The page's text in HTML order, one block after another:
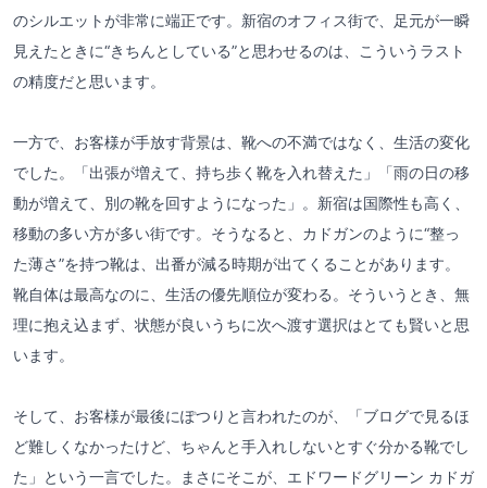
のシルエットが非常に端正です。新宿のオフィス街で、足元が一瞬
見えたときに“きちんとしている”と思わせるのは、こういうラスト
の精度だと思います。
一方で、お客様が手放す背景は、靴への不満ではなく、生活の変化
でした。「出張が増えて、持ち歩く靴を入れ替えた」「雨の日の移
動が増えて、別の靴を回すようになった」。新宿は国際性も高く、
移動の多い方が多い街です。そうなると、カドガンのように“整っ
た薄さ”を持つ靴は、出番が減る時期が出てくることがあります。
靴自体は最高なのに、生活の優先順位が変わる。そういうとき、無
理に抱え込まず、状態が良いうちに次へ渡す選択はとても賢いと思
います。
そして、お客様が最後にぽつりと言われたのが、「ブログで見るほ
ど難しくなかったけど、ちゃんと手入れしないとすぐ分かる靴でし
た」という一言でした。まさにそこが、エドワードグリーン カドガ